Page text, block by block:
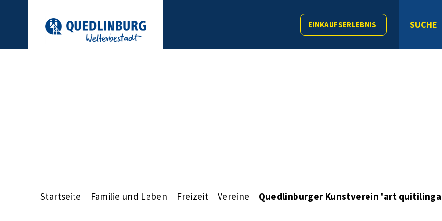
EINKAUFSERLEBNIS SUCHE
Startseite Familie und Leben Freizeit Vereine Quedlinburger Kunstverein 'art